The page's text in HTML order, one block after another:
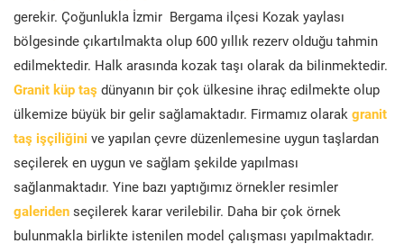
gerekir. Çoğunlukla İzmir Bergama ilçesi Kozak yaylası
bölgesinde çıkartılmakta olup 600 yıllık rezerv olduğu tahmin
edilmektedir. Halk arasında kozak taşı olarak da bilinmektedir.
Granit küp taş dünyanın bir çok ülkesine ihraç edilmekte olup
ülkemize büyük bir gelir sağlamaktadır. Firmamız olarak granit
taş işçiliğini ve yapılan çevre düzenlemesine uygun taşlardan
seçilerek en uygun ve sağlam şekilde yapılması
sağlanmaktadır. Yine bazı yaptığımız örnekler resimler
galeriden seçilerek karar verilebilir. Daha bir çok örnek
bulunmakla birlikte istenilen model çalışması yapılmaktadır.